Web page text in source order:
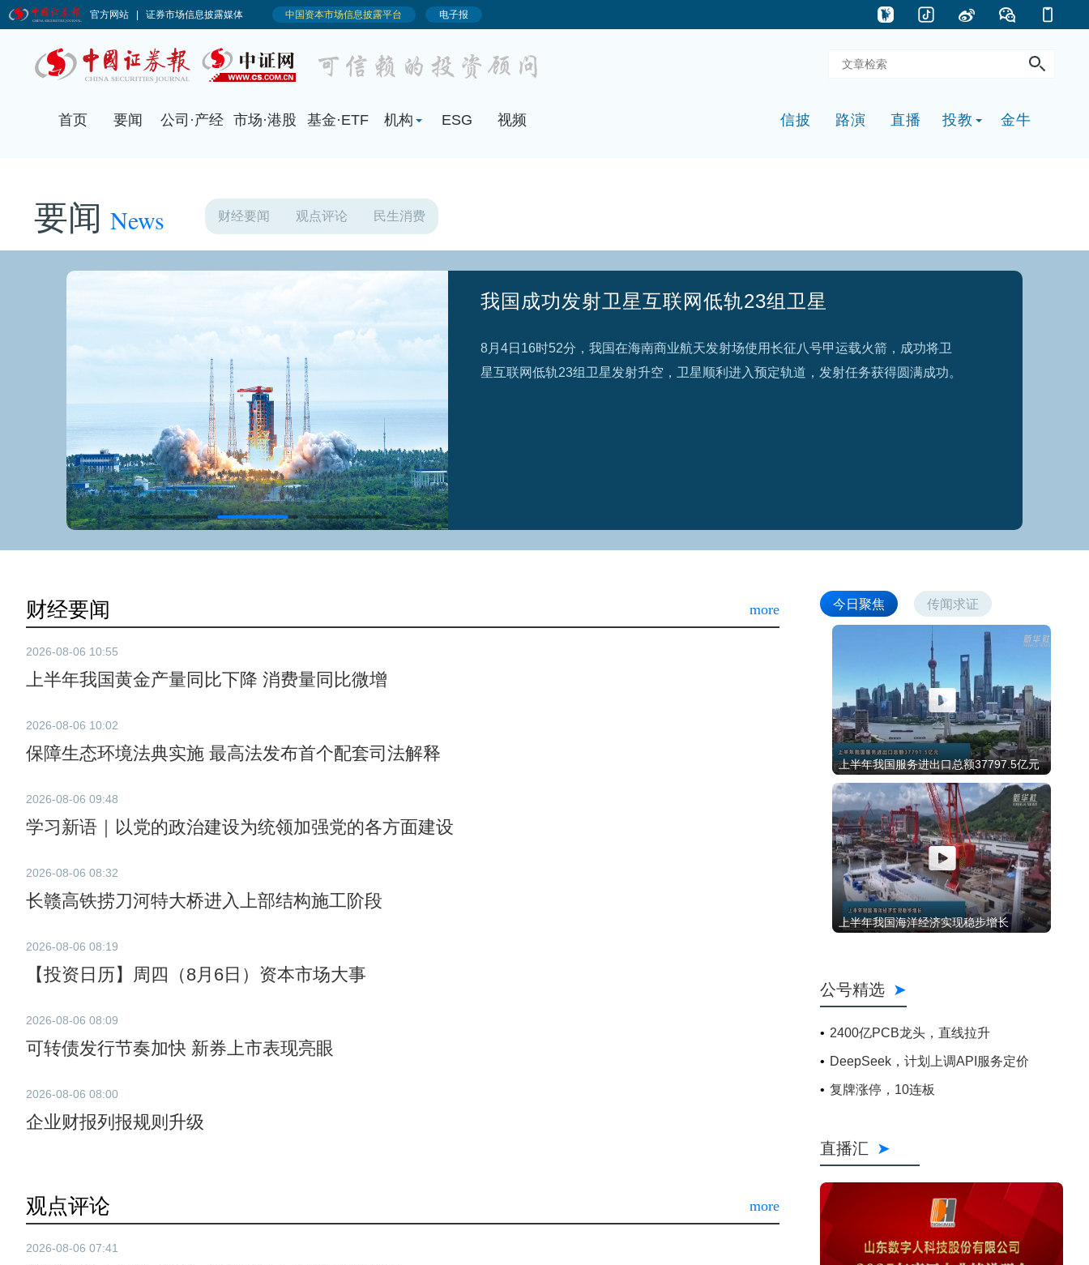
要闻 News 财经要闻 观点评论 民生消费
我国成功发射卫星互联网低轨23组卫星
8月4日16时52分，我国在海南商业航天发射场使用长征八号甲运载火箭，成功将卫
星互联网低轨23组卫星发射升空，卫星顺利进入预定轨道，发射任务获得圆满成功。
财经要闻 more
2026-08-06 10:55
上半年我国黄金产量同比下降 消费量同比微增
2026-08-06 10:02
保障生态环境法典实施 最高法发布首个配套司法解释
2026-08-06 09:48
学习新语｜以党的政治建设为统领加强党的各方面建设
2026-08-06 08:32
长赣高铁捞刀河特大桥进入上部结构施工阶段
2026-08-06 08:19
【投资日历】周四（8月6日）资本市场大事
2026-08-06 08:09
可转债发行节奏加快 新券上市表现亮眼
2026-08-06 08:00
企业财报列报规则升级
观点评论 more
2026-08-06 07:41
今日聚焦 传闻求证
上半年我国服务进出口总额37797.5亿元
上半年我国海洋经济实现稳步增长
公号精选
2400亿PCB龙头，直线拉升
DeepSeek，计划上调API服务定价
复牌涨停，10连板
直播汇